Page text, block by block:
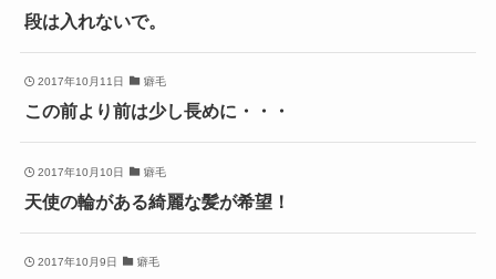
段は入れないで。
2017年10月11日 癖毛
この前より前は少し長めに・・・
2017年10月10日 癖毛
天使の輪がある綺麗な髪が希望！
2017年10月9日 癖毛